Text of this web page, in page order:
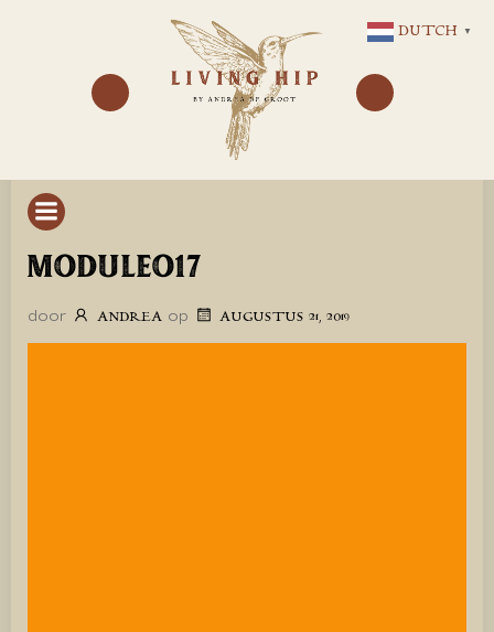
NAAR
DE
INHOUD
MODULEO17
door ANDREA op AUGUSTUS 21, 2019
DUTCH ▼